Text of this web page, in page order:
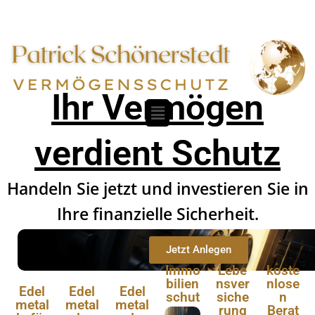
Ihr Vermögen
verdient Schutz
Handeln Sie jetzt und investieren Sie in
Ihre finanzielle Sicherheit.
Jetzt Anlegen
Edel
metal
Edel
metal
Edel
metal
Immo
bilien
schut
z
Lebe
nsver
siche
rung
koste
nlose
n
Berat